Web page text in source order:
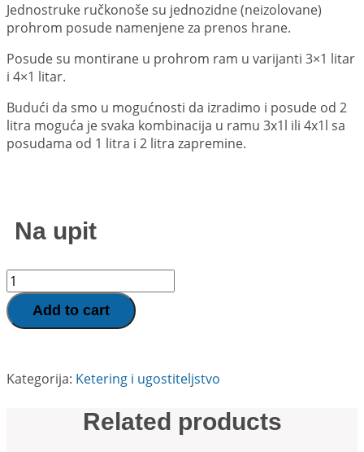
Jednostruke ručkonoše su jednozidne (neizolovane)
prohrom posude namenjene za prenos hrane.
Posude su montirane u prohrom ram u varijanti 3×1 litar
i 4×1 litar.
Budući da smo u mogućnosti da izradimo i posude od 2
litra moguća je svaka kombinacija u ramu 3x1l ili 4x1l sa
posudama od 1 litra i 2 litra zapremine.
Na upit
Jednostruke
ručkonoše
quantityAdd to cart
Kategorija: Ketering i ugostiteljstvo
Related products